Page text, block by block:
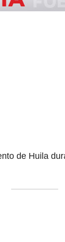
de Huila